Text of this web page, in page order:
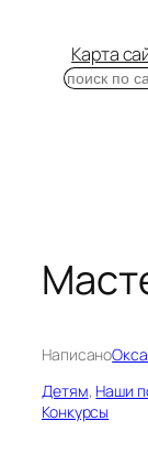
Карта
Поиск
Написано
Детям, Наши
Конкурсы